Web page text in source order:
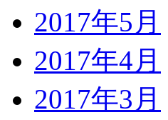
2017年5月
2017年4月
2017年3月